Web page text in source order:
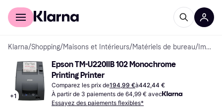
Acheter avec Klarna
Klarna/Shopping/Maisons et Intérieurs/Matériels de bureau/ Imprimantes de Reçus
+1
Epson TM-U220IIB 102 Monochrome
Printing Printer
Comparez les prix de194,99 €à442,44 €
À partir de 3 paiements de 64,99 € avec
Essayez des paiements flexibles*